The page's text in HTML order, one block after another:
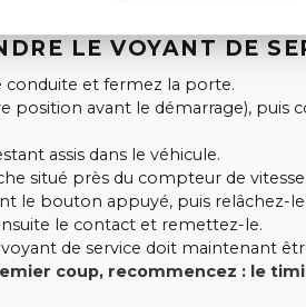
LE VOYANT DE
conduite et fermez la porte.
position avant le démarrage), puis
assis dans le véhicule.
situé près du compteur de
le bouton appuyé, puis relâchez-
le contact et remettez-le.
voyant de service doit maintenant
coup, recommencez : le